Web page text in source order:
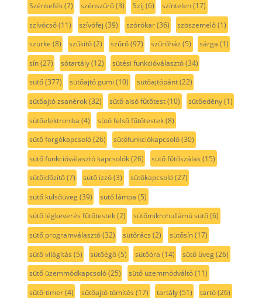
Szénkefék(7) szénszűrő(3) Szíj (6) színtelen(17)
szívócső(11) szívófej (39) szórókar(36) szöszemelő(1)
szürke (8) szűkítő(2) szűrő(97) szűrőház (5) sárga (1)
sín(27) sótartály(12) sütési funkcióválasztó(34)
sütő(377) sütőajtó gumi (10) sütőajtópánt(22)
sütőajtó zsanérok(32) sütő alsó fűtőtest(10) sütőedény(1)
sütőelektronika (4) sütő felső fűtőtestek(8)
sütő forgókapcsoló(26) sütőfunkciókapcsoló(30)
sütő funkcióválasztó kapcsolók(26) sütő fűtőszálak(15)
sütőidőzítő(7) sütő izzó(3) sütőkapcsoló(27)
sütő külsőüveg(39) sütő lámpa (5)
sütő légkeverés fűtőtestek(2) sütőmikrohullámú sütő(6)
sütő programválasztó(32) sütőrács (2) sütősín(17)
sütő világítás (5) sütőégő(5) sütőóra (14) sütő üveg(26)
sütő üzemmódkapcsoló(25) sütő üzemmódváltó(11)
sűtő-timer(4) sűtőajtó tömítés (17) tartály(51) tartó(26)